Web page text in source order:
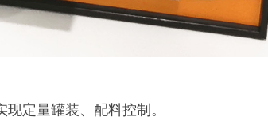
现定量罐装、配料控制。